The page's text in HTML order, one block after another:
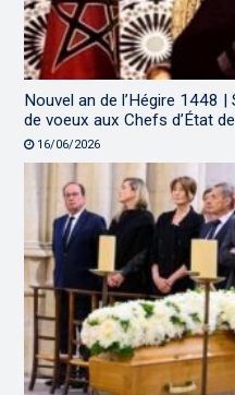
Nouvel an de l’Hégire 1448
de voeux aux Chefs d’État
16/06/2026